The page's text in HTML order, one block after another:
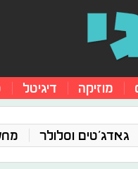
מוזיקה דיגיטל
גאדג'טים וסלולר